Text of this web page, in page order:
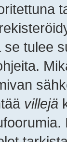
tulee
villejä